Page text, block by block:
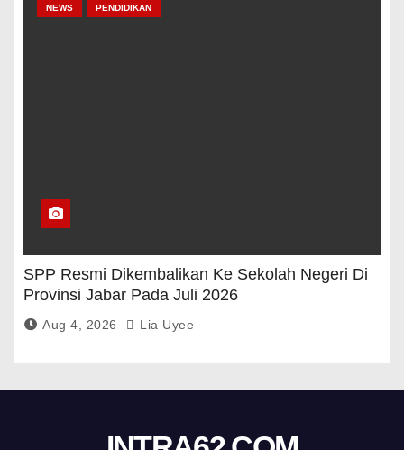
NEWS PENDIDIKAN
SPP Resmi Dikembalikan Ke Sekolah Negeri Di
Provinsi Jabar Pada Juli 2026
Aug 4, 2026 Lia Uyee